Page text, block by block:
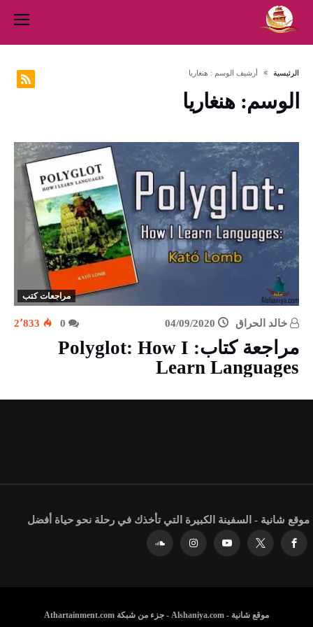
‫الرئيسية‬ ‫أرشيف الوسم :‬ هنغاريا
الوسم:هنغاريا
مراجعات كتب
خالد الحراق 04/09/2020 2٬833
مراجعة كتاب: Polyglot: How I
Learn Languages
موقع شانية - السفينة الكبيرة التي تأخذك في رحلة نحو حياة أفضل
موقع شانية - Alshaniya.com - جزء من شبكة Athartainment.com